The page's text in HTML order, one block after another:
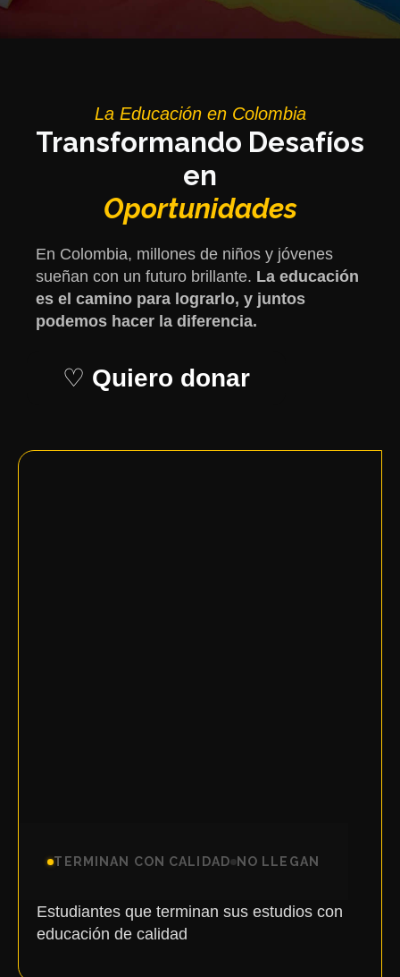
La Educación en Colombia
Transformando Desafíos
en
Oportunidades
En Colombia, millones de niños y jóvenes
sueñan con un futuro brillante. La educación
es el camino para lograrlo, y juntos
podemos hacer la diferencia.
♡ Quiero donar
TERMINAN CON CALIDAD NO LLEGAN
4 de 100
Estudiantes que terminan sus estudios con
educación de calidad